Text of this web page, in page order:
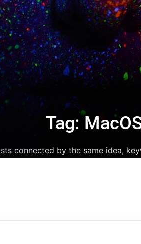
Tag:
connected by the same idea,